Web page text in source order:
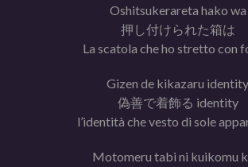
Oshitsukerareta hako wa
押し付けられた箱は
La scatola che ho stretto con
Gizen de kikazaru identity
偽善で着飾る identity
l’identità che vesto di sole
Motomeru tabi ni kuikomu